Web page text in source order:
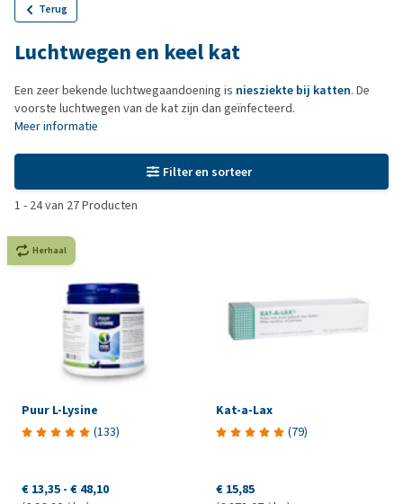
Terug
Luchtwegen en keel kat
Een zeer bekende luchtwegaandoening is niesziekte bij katten. De
voorste luchtwegen van de kat zijn dan geïnfecteerd.
Meer informatie
Filter en sorteer
1 - 24van 27Producten
Herhaal
Puur L-Lysine
(133)
€ 13,35 - € 48,10
Kat-a-Lax
(79)
€ 15,85